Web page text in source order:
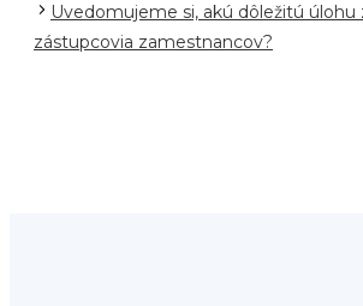
Uvedomujeme si, akú dôležitú úlohu
zástupcovia zamestnancov?